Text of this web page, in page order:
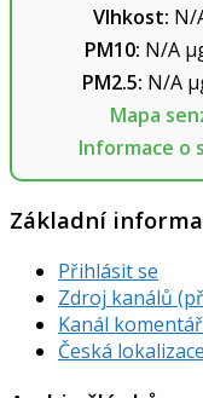
Vlhkost: N/
PM10: N/A
PM2.5: N/A
Mapa
Informace o
Základní
Přihlásit se
Zdroj kanálů
Kanál
Česká lokalizace